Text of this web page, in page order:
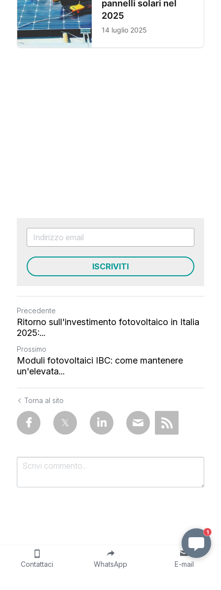
ISCRIVITI
Precedente
Ritorno sull'investimento fotovoltaico in Italia
2025:...
Prossimo
Moduli fotovoltaici IBC: come mantenere
un'elevata...
Torna al sito
Invia
1
Contattaci WhatsApp E-mail